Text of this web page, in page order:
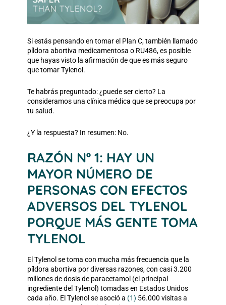
Si estás pensando en tomar el Plan C, también llamado
píldora abortiva medicamentosa o RU486, es posible
que hayas visto la afirmación de que es más seguro
que tomar Tylenol.
Te habrás preguntado: ¿puede ser cierto? La
consideramos una clínica médica que se preocupa por
tu salud.
¿Y la respuesta? In resumen: No.
RAZÓN Nº 1: HAY UN
MAYOR NÚMERO DE
PERSONAS CON EFECTOS
ADVERSOS DEL TYLENOL
PORQUE MÁS GENTE TOMA
TYLENOL
El Tylenol se toma con mucha más frecuencia que la
píldora abortiva por diversas razones, con casi 3.200
millones de dosis de paracetamol (el principal
ingrediente del Tylenol) tomadas en Estados Unidos
cada año. El Tylenol se asoció a (1) 56.000 visitas a